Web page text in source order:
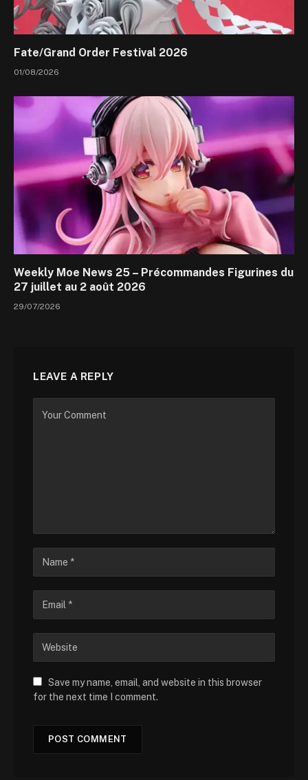
Fate/Grand Order Festival 2026
01/08/2026
Weekly Moe News 25 – Précommandes Figurines du
27 juillet au 2 août 2026
29/07/2026
LEAVE A REPLY
Save my name, email, and website in this browser
for the next time I comment.